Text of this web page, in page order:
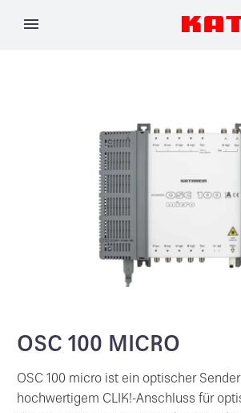
OSC 100 MICRO
OSC 100 micro ist ein optischer
hochwertigem CLIK!-Anschluss für